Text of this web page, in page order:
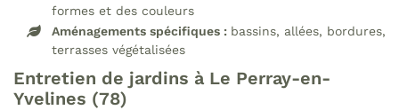
réalisations
Avis
Restez
Inscription
formes et des couleurs
Aménagements spécifiques : bassins, allées, bordures,
terrasses végétalisées
Entretien de jardins à Le Perray-en-
Yvelines (78)